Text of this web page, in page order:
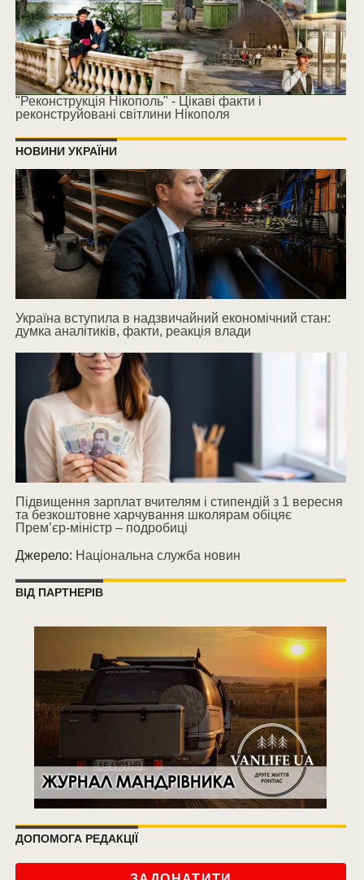
"Реконструкція Нікополь" - Цікаві факти і
реконструйовані світлини Нікополя
НОВИНИ УКРАЇНИ
Україна вступила в надзвичайний економічний стан:
думка аналітиків, факти, реакція влади
Підвищення зарплат вчителям і стипендій з 1 вересня
та безкоштовне харчування школярам обіцяє
Прем’єр-міністр – подробиці
Джерело: Національна служба новин
ВІД ПАРТНЕРІВ
ДОПОМОГА РЕДАКЦІЇ